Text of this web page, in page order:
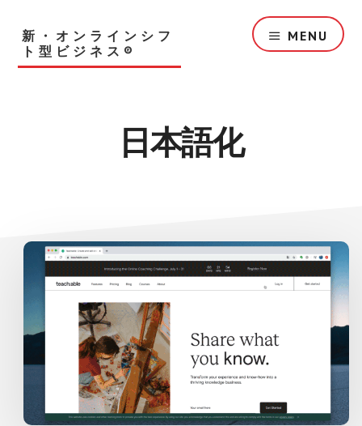
main
content
新・オンラインシフ
ト型ビジネス®︎
MENU
日本語化